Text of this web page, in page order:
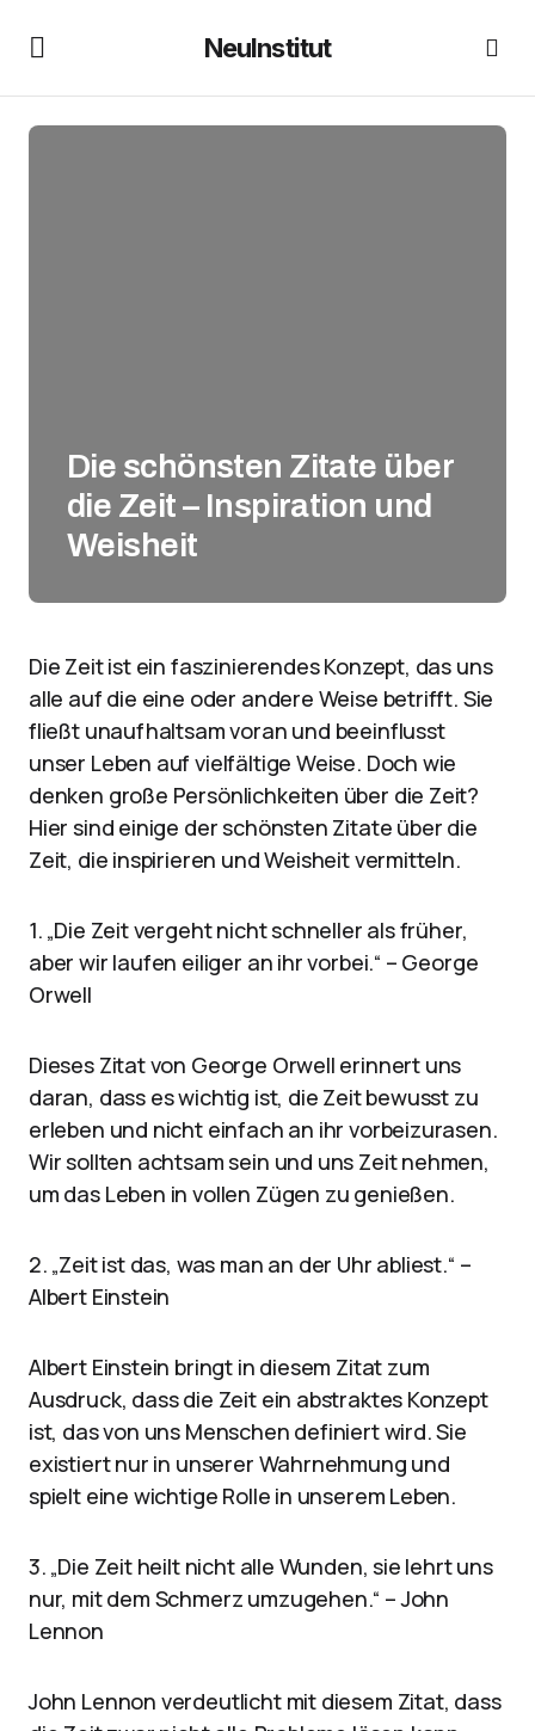
NeuInstitut
Die schönsten Zitate über
die Zeit – Inspiration und
Weisheit
Die Zeit ist ein faszinierendes Konzept, das uns
alle auf die eine oder andere Weise betrifft. Sie
fließt unaufhaltsam voran und beeinflusst
unser Leben auf vielfältige Weise. Doch wie
denken große Persönlichkeiten über die Zeit?
Hier sind einige der schönsten Zitate über die
Zeit, die inspirieren und Weisheit vermitteln.
1. „Die Zeit vergeht nicht schneller als früher,
aber wir laufen eiliger an ihr vorbei.“ – George
Orwell
Dieses Zitat von George Orwell erinnert uns
daran, dass es wichtig ist, die Zeit bewusst zu
erleben und nicht einfach an ihr vorbeizurasen.
Wir sollten achtsam sein und uns Zeit nehmen,
um das Leben in vollen Zügen zu genießen.
2. „Zeit ist das, was man an der Uhr abliest.“ –
Albert Einstein
Albert Einstein bringt in diesem Zitat zum
Ausdruck, dass die Zeit ein abstraktes Konzept
ist, das von uns Menschen definiert wird. Sie
existiert nur in unserer Wahrnehmung und
spielt eine wichtige Rolle in unserem Leben.
3. „Die Zeit heilt nicht alle Wunden, sie lehrt uns
nur, mit dem Schmerz umzugehen.“ – John
Lennon
John Lennon verdeutlicht mit diesem Zitat, dass